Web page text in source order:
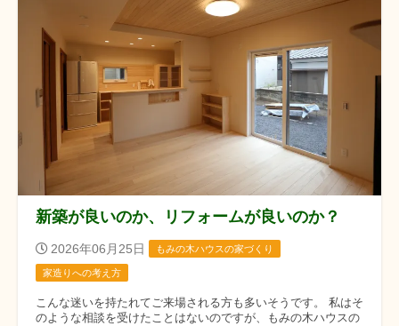
新築が良いのか、リフォームが良いのか？
2026年06月25日 もみの木ハウスの家づくり
家造りへの考え方
こんな迷いを持たれてご来場される方も多いそうです。 私はそ
のような相談を受けたことはないのですが、もみの木ハウスの